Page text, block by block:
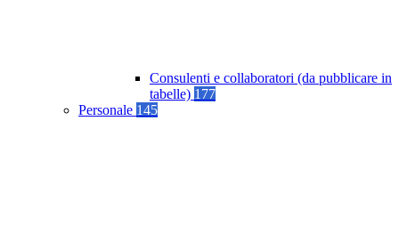
Consulenti e collaboratori (da pubblicare in
tabelle) 177
Personale 145